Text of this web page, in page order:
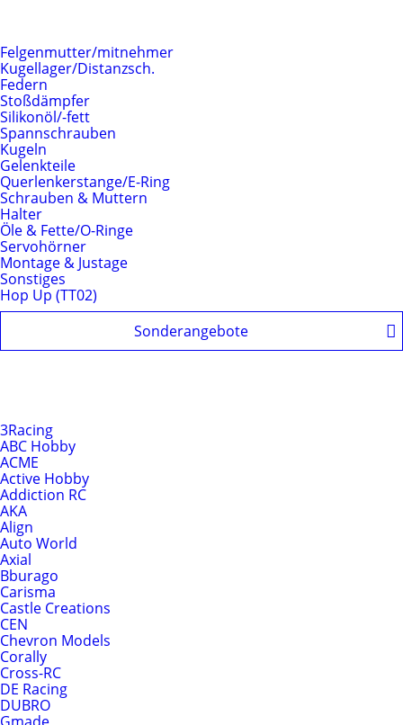
Felgenmutter/mitnehmer
Kugellager/Distanzsch.
Federn
Stoßdämpfer
Silikonöl/-fett
Spannschrauben
Kugeln
Gelenkteile
Querlenkerstange/E-Ring
Schrauben & Muttern
Halter
Öle & Fette/O-Ringe
Servohörner
Montage & Justage
Sonstiges
Hop Up (TT02)
Sonderangebote
3Racing
ABC Hobby
ACME
Active Hobby
Addiction RC
AKA
Align
Auto World
Axial
Bburago
Carisma
Castle Creations
CEN
Chevron Models
Corally
Cross-RC
DE Racing
DUBRO